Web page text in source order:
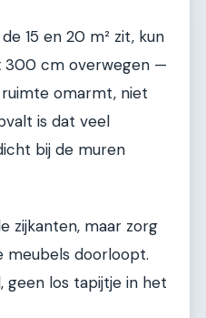
15 en 20 m² zit, kun
300 cm overwegen —
omarmt, niet
is dat veel
bij de muren
zijkanten, maar zorg
meubels doorloopt.
geen los tapijtje in het